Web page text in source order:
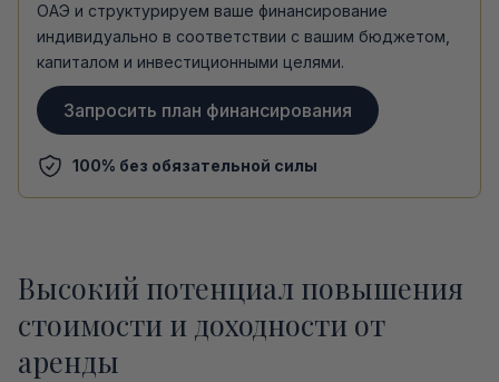
ОАЭ и структурируем ваше финансирование
индивидуально в соответствии с вашим бюджетом,
капиталом и инвестиционными целями.
Запросить план финансирования
100% без обязательной силы
Высокий потенциал повышения
стоимости и доходности от
аренды